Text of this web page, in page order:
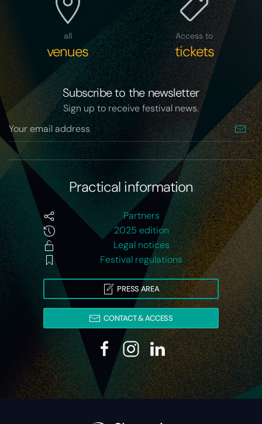
all
venues
Access to
tickets
Subscribe to the newsletter
Sign up to receive festival news.
Practical information
Partners
2025 edition
Legal notices
Festival regulations
PRESS AREA
CONTACT & ACCESS